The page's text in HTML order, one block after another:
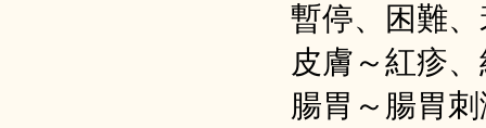
暫停、困難
皮膚～紅疹
腸胃～腸胃